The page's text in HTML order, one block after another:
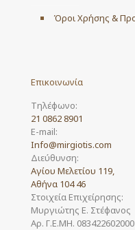
Όροι Χρήσης &
Επικοινωνία
Τηλέφωνο:
21 0862 8901
E-mail:
Info@mirgiotis.com
Διεύθυνση:
Αγίου Μελετίου 119,
Αθήνα 104 46
Στοιχεία Επιχείρησης:
Μυργιώτης Ε. Στέφανος
Αρ. Γ.Ε.ΜΗ. 083422602000